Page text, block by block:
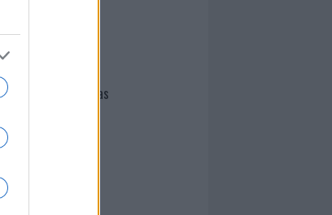
Giovannimaria Cabras